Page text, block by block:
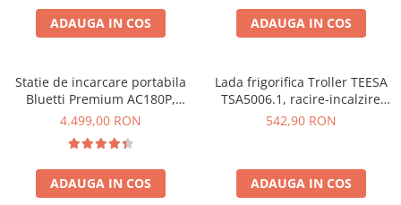
Pecron
Oscal
Accesorii Statii de Alimentare
Kituri Generatoare Solare
Cauta dupa capacitate
Intre 1000-2000W
ADAUGA IN COS ADAUGA IN COS
Statie de incarcare portabila
Bluetti Premium AC180P,
Ecran LCD, 1800W, 1440Wh,
4.499,00 RON
ADAUGA IN COS
Lada frigorifica Troller TEESA
TSA5006.1, racire-incalzire
35L, alimentare bricheta auto
542,90 RON
ADAUGA IN COS